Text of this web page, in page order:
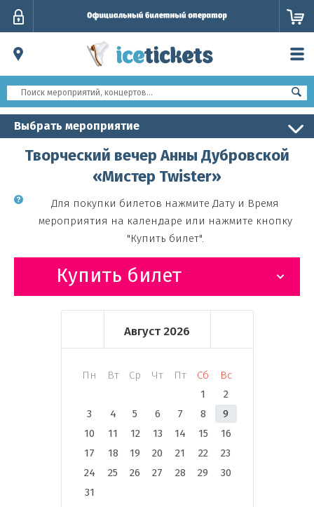
Выбрать мероприятие
Творческий вечер Анны Дубровской
«Мистер Twister»
Для покупки билетов нажмите Дату и Время
мероприятия на календаре или нажмите кнопку
"Купить билет".
Купить билет
Август 2026
Пн Вт Ср Чт Пт Сб
Вс
1
2
3
4 5 6 7 8
9
10
11 12 13 14 15
16
17
18 19 20 21 22
23
24
25 26 27 28 29
30
31